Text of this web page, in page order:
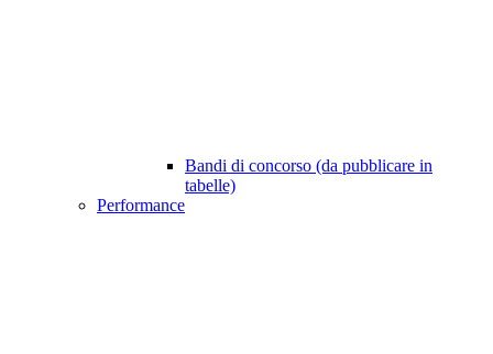
Bandi di concorso (da pubblicare in
tabelle)
Performance